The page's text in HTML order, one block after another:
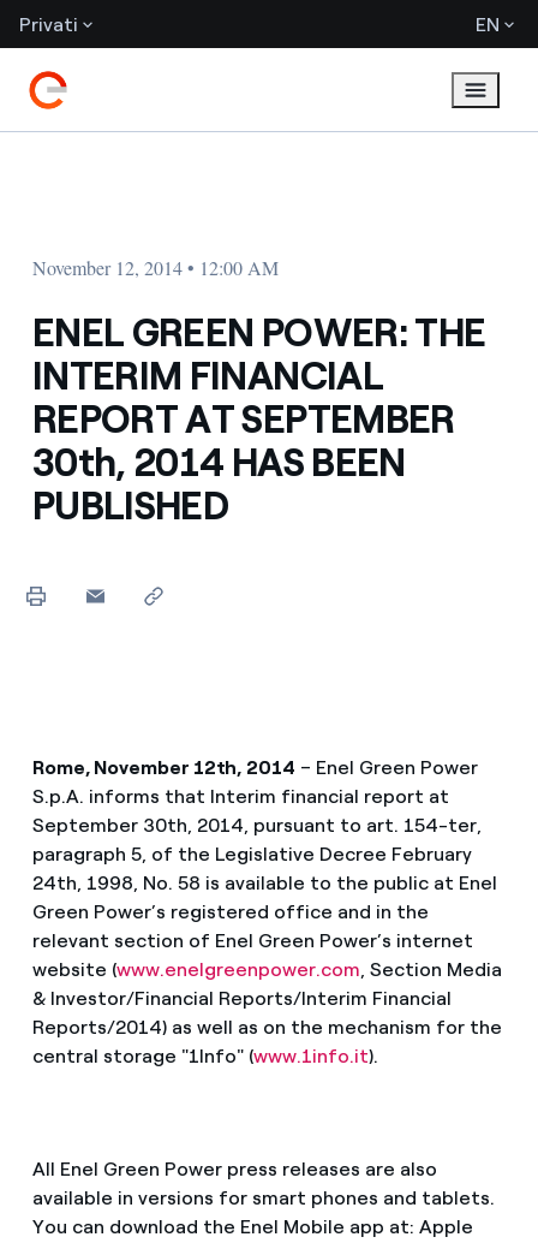
Privati EN
November 12, 2014 • 12:00 AM
ENEL GREEN POWER: THE
INTERIM FINANCIAL
REPORT AT SEPTEMBER
30th, 2014 HAS BEEN
PUBLISHED
Rome, November 12th, 2014 – Enel Green Power
S.p.A. informs that Interim financial report at
September 30th, 2014, pursuant to art. 154-ter,
paragraph 5, of the Legislative Decree February
24th, 1998, No. 58 is available to the public at Enel
Green Power’s registered office and in the
relevant section of Enel Green Power’s internet
website (www.enelgreenpower.com, Section Media
& Investor/Financial Reports/Interim Financial
Reports/2014) as well as on the mechanism for the
central storage "1Info" (www.1info.it).
All Enel Green Power press releases are also
available in versions for smart phones and tablets.
You can download the Enel Mobile app at: Apple